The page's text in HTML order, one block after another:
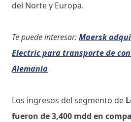
del Norte y Europa.
Te puede interesar:Maersk
Electric para transporte de
Alemania
Los ingresos del segmento de
fueron de 3,400 mdd en